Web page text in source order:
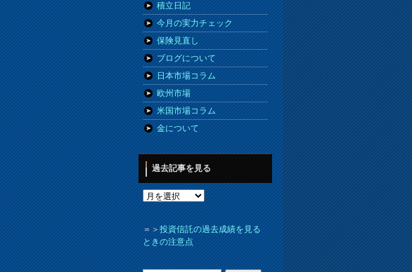
積立日記
今月の実力チェック
保険見直し
ブログについて
日本市場コラム
欧州市場
米国市場コラム
金について
過去記事を見る
＝＞投資信託の過去成績を見る
ときの注意点